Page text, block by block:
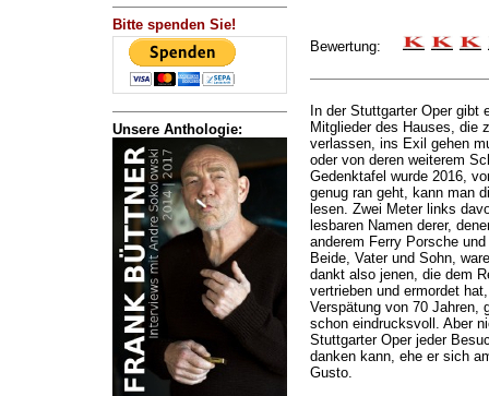
Bitte spenden Sie!
Unsere Anthologie:
Bewertung:
In der Stuttgarter Oper gibt
Mitglieder des Hauses, die
verlassen, ins Exil gehen
oder von deren weiterem
Gedenktafel wurde 2016,
genug ran geht, kann man
lesen. Zwei Meter links
lesbaren Namen derer,
anderem Ferry Porsche
Beide, Vater und Sohn,
dankt also jenen, die dem
vertrieben und ermordet
Verspätung von 70 Jahren,
schon eindrucksvoll. Aber
Stuttgarter Oper jeder
danken kann, ehe er sich
Gusto.